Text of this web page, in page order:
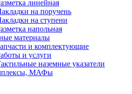
линейная
на поручень
на ступени
напольная
материалы
и комплектующие
и услуги
наземные указатели
МАФы